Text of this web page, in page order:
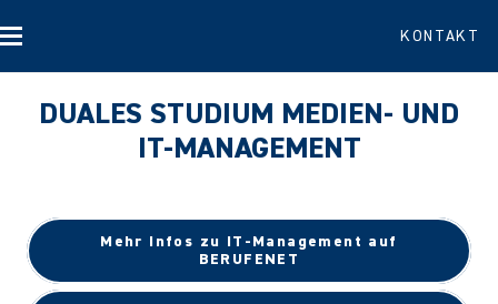
KONTAKT
DUALES STUDIUM MEDIEN- UND
IT-MANAGEMENT
Mehr Infos zu IT-Management auf
BERUFENET